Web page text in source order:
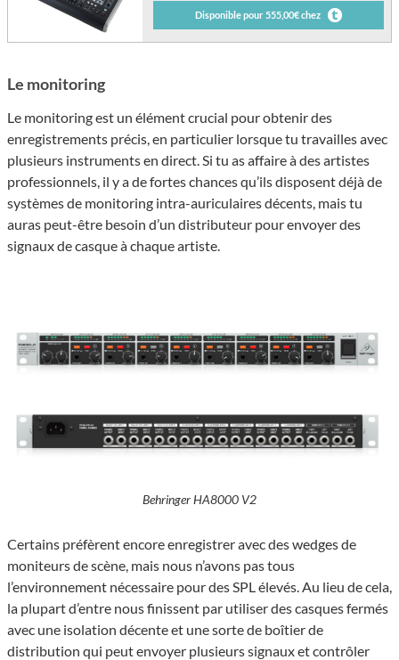
Disponible pour 555,00€ chez
Le monitoring
Le monitoring est un élément crucial pour obtenir des
enregistrements précis, en particulier lorsque tu travailles avec
plusieurs instruments en direct. Si tu as affaire à des artistes
professionnels, il y a de fortes chances qu’ils disposent déjà de
systèmes de monitoring intra-auriculaires décents, mais tu
auras peut-être besoin d’un distributeur pour envoyer des
signaux de casque à chaque artiste.
Behringer HA8000 V2
Certains préfèrent encore enregistrer avec des wedges de
moniteurs de scène, mais nous n’avons pas tous
l’environnement nécessaire pour des SPL élevés. Au lieu de cela,
la plupart d’entre nous finissent par utiliser des casques fermés
avec une isolation décente et une sorte de boîtier de
distribution qui peut envoyer plusieurs signaux et contrôler